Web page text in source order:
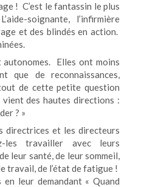
! C’est le fantassin le plus
soignante, l’infirmière
et des blindés en action.
Elles ont moins
que de reconnaissances,
de cette petite question
des hautes directions :
? »
directrices et les directeurs
les travailler avec leurs
leur santé, de leur sommeil,
travail, de l’état de fatigue !
en leur demandant « Quand